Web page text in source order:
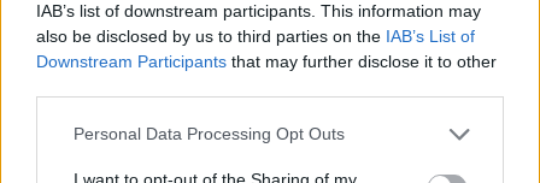
IAB’s list of downstream participants. This information may
also be disclosed by us to third parties on the IAB’s List of
Downstream Participants that may further disclose it to other
Personal Data Processing Opt Outs
I want to opt-out of the Sharing of my
Paroles Téléchargement
Vidéos
Commentaires
Dire «merci» pour cette traduction Corriger une erreur